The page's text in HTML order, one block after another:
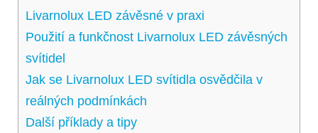
Livarnolux LED závěsné v praxi
Použití a funkčnost⁢ Livarnolux ​LED závěsných‌
svítidel
Jak se Livarnolux LED svítidla osvědčila‍ v⁢
reálných podmínkách
Další příklady a tipy